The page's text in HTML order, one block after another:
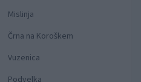
Mislinja
Črna na Koroškem
Vuzenica